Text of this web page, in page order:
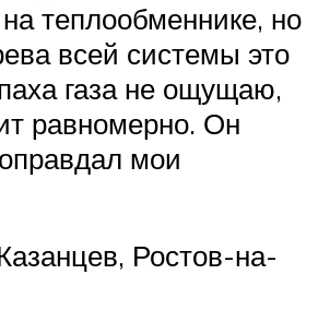
теплообменнике, но
всей системы это
газа не ощущаю,
равномерно. Он
мои
Ростов-на-